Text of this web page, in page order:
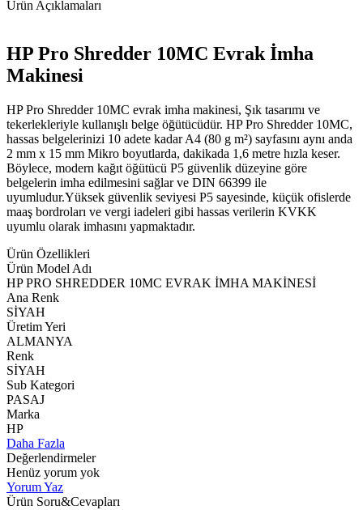
Ürün Açıklamaları
HP Pro Shredder 10MC Evrak İmha
Makinesi
HP Pro Shredder 10MC evrak imha makinesi, Şık tasarımı ve
tekerlekleriyle kullanışlı belge öğütücüdür. HP Pro Shredder 10MC,
hassas belgelerinizi 10 adete kadar A4 (80 g m²) sayfasını aynı anda
2 mm x 15 mm Mikro boyutlarda, dakikada 1,6 metre hızla keser.
Böylece, modern kağıt öğütücü P5 güvenlik düzeyine göre
belgelerin imha edilmesini sağlar ve DIN 66399 ile
uyumludur.Yüksek güvenlik seviyesi P5 sayesinde, küçük ofislerde
maaş bordroları ve vergi iadeleri gibi hassas verilerin KVKK
uyumlu olarak imhasını yapmaktadır.
Ürün Özellikleri
Ürün Model Adı
HP PRO SHREDDER 10MC EVRAK İMHA MAKİNESİ
Ana Renk
SİYAH
Üretim Yeri
ALMANYA
Renk
SİYAH
Sub Kategori
PASAJ
Marka
HP
Daha Fazla
Değerlendirmeler
Henüz yorum yok
Yorum Yaz
Ürün Soru&Cevapları